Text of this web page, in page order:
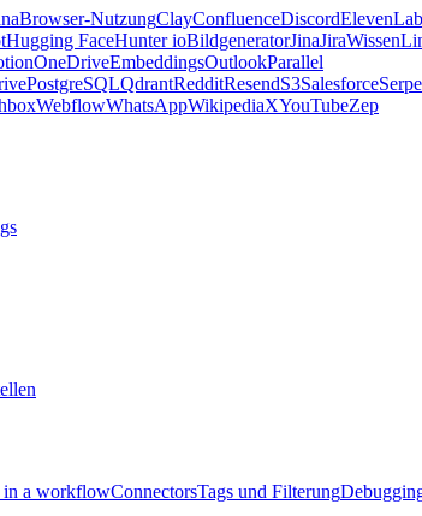
Browser-NutzungClayConfluenceDiscord
Hugging FaceHunter ioBildgeneratorJinaJiraWissen
OneDriveEmbeddingsOutlookParallel
PostgreSQLQdrantRedditResendS3Salesforce
WebflowWhatsAppWikipediaXYouTubeZep
in a workflowConnectorsTags und Filterung